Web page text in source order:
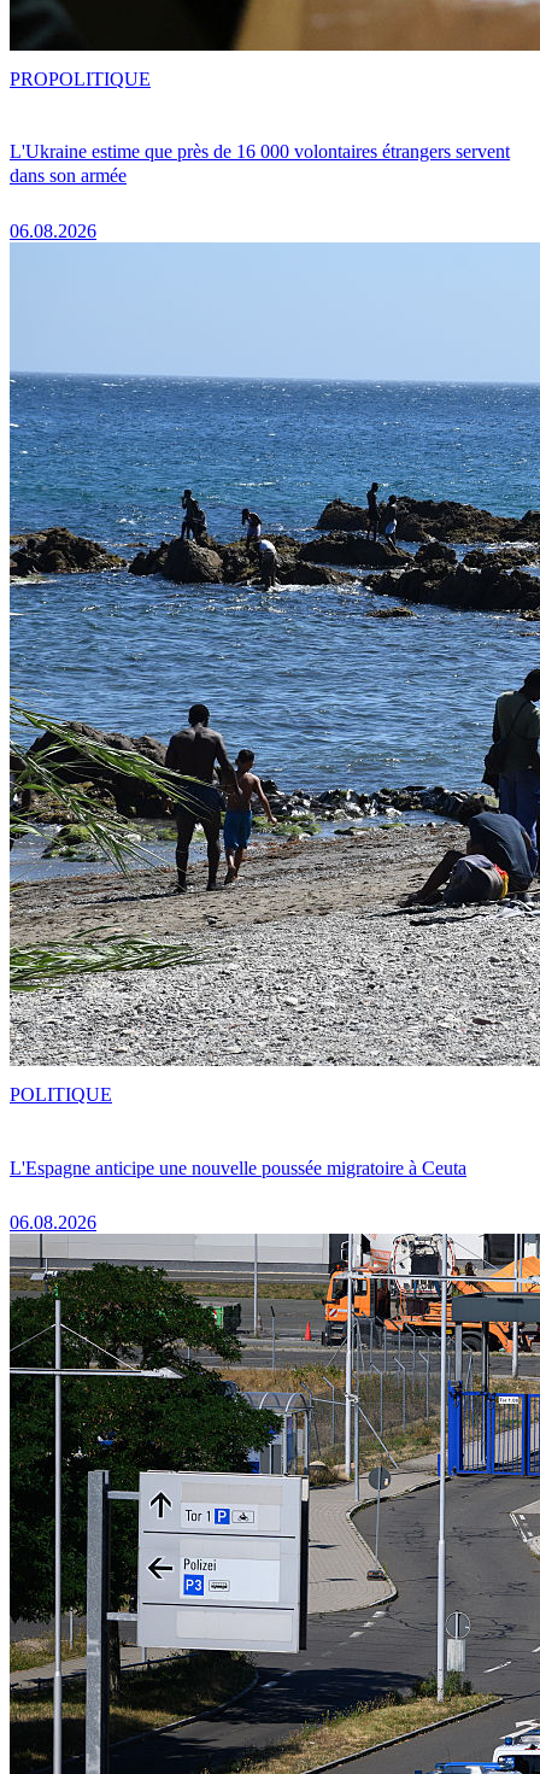
L'Ukraine estime que près de 16 000 volontaires étrangers servent
dans son armée
06.08.2026
PROPOLITIQUE
L'Espagne anticipe une nouvelle poussée migratoire à Ceuta
06.08.2026
POLITIQUE